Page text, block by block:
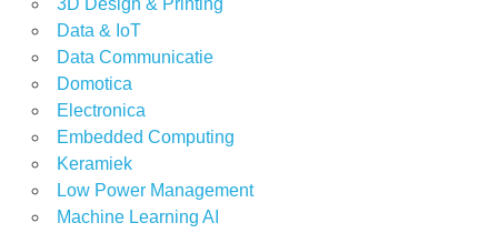
3D Design & Printing
Data & IoT
Data Communicatie
Domotica
Electronica
Embedded Computing
Keramiek
Low Power Management
Machine Learning AI